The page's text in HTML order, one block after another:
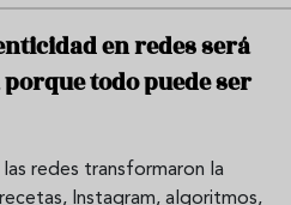
en redes será
todo puede ser
redes transformaron la
Instagram, algoritmos,